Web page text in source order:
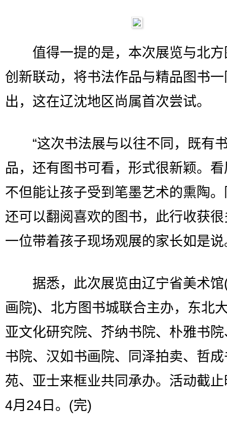
值得一提的是，本次展览与北方
创新联动，将书法作品与精品图书
出，这在辽沈地区尚属首次尝试。
“这次书法展与以往不同，既有
品，还有图书可看，形式很新颖。
不但能让孩子受到笔墨艺术的熏陶
还可以翻阅喜欢的图书，此行收获很
一位带着孩子现场观展的家长如是说
据悉，此次展览由辽宁省美术馆
画院)、北方图书城联合主办，东北
亚文化研究院、芥纳书院、朴雅书
书院、汉如书画院、同泽拍卖、哲
苑、亚士来框业共同承办。活动截
4月24日。(完)